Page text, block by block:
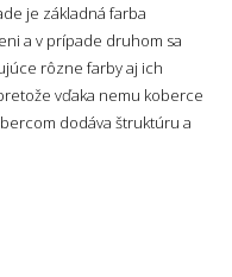
je základná farba
a v prípade druhom sa
rôzne farby aj ich
vďaka nemu koberce
dodáva štruktúru a